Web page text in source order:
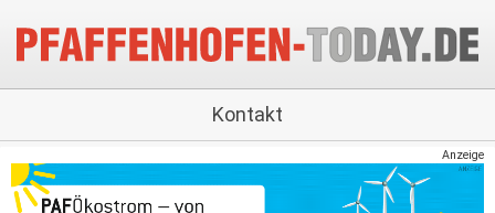
Kontakt
Anzeige